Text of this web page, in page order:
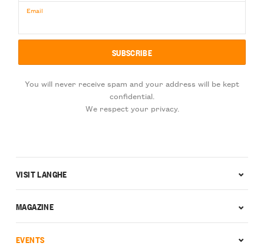
Email
You will never receive spam and your address will be kept
confidential.
We respect your privacy.
VISIT LANGHE
MAGAZINE
EVENTS